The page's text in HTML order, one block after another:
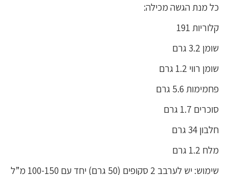
כל מנת הגשה מכילה:
קלוריות 191
שומן 3.2 גרם
שומן רווי 1.2 גרם
פחמימות 5.6 גרם
סוכרים 1.7 גרם
חלבון 34 גרם
מלח 1.2 גרם
שימוש: יש לערבב 2 סקופים (50 גרם) יחד עם 100-150 מ”ל